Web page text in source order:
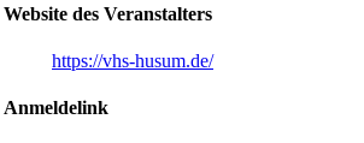
Website des Veranstalters
https://vhs-husum.de/
Anmeldelink